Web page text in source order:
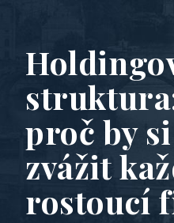
proč by
zvážit
rostoucí